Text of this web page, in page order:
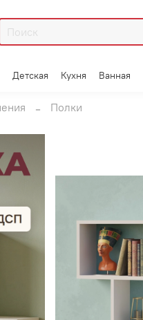
Детская Кухня Ванная
Полки